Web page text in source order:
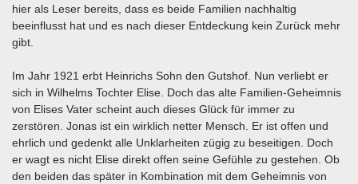
hier als Leser bereits, dass es beide Familien nachhaltig
beeinflusst hat und es nach dieser Entdeckung kein Zurück mehr
gibt.
Im Jahr 1921 erbt Heinrichs Sohn den Gutshof. Nun verliebt er
sich in Wilhelms Tochter Elise. Doch das alte Familien-Geheimnis
von Elises Vater scheint auch dieses Glück für immer zu
zerstören. Jonas ist ein wirklich netter Mensch. Er ist offen und
ehrlich und gedenkt alle Unklarheiten zügig zu beseitigen. Doch
er wagt es nicht Elise direkt offen seine Gefühle zu gestehen. Ob
den beiden das später in Kombination mit dem Geheimnis von